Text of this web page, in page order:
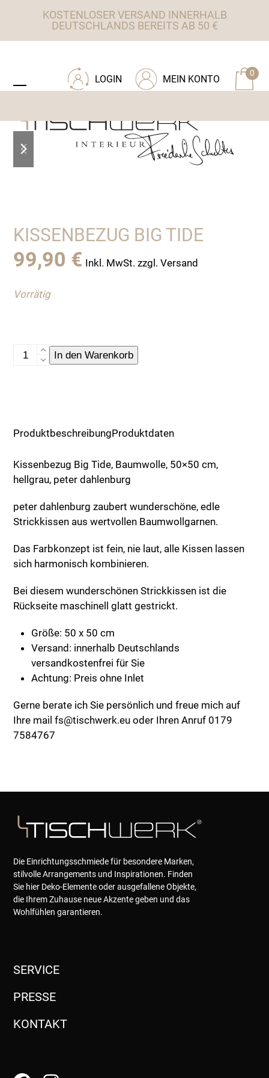
KOSTENLOSER VERSAND INNERHALB
DEUTSCHLANDS BEREITS AB 50 €
0
MEIN KONTO
LOGIN
mobile
mobile
slide
slide
KISSENBEZUG BIG TIDE
99,90 € Inkl. MwSt. zzgl. Versand
Vorrätig
KissenbezugIn den Warenkorb
ProduktbeschreibungProduktdaten
Kissenbezug Big Tide, Baumwolle, 50×50 cm,
hellgrau, peter dahlenburg
peter dahlenburg zaubert wunderschöne, edle
Strickkissen aus wertvollen Baumwollgarnen.
Das Farbkonzept ist fein, nie laut, alle Kissen lassen
sich harmonisch kombinieren.
Bei diesem wunderschönen Strickkissen ist die
Rückseite maschinell glatt gestrickt.
Größe: 50 x 50 cm
Versand: innerhalb Deutschlands
versandkostenfrei für Sie
Achtung: Preis ohne Inlet
Gerne berate ich Sie persönlich und freue mich auf
Ihre mail fs@tischwerk.eu oder Ihren Anruf 0179
7584767
Die Einrichtungsschmiede für besondere Marken,
stilvolle Arrangements und Inspirationen. Finden
Sie hier Deko-Elemente oder ausgefallene Objekte,
die Ihrem Zuhause neue Akzente geben und das
Wohlfühlen garantieren.
SERVICE
PRESSE
KONTAKT